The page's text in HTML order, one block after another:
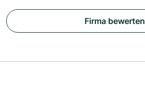
Firma bewerten